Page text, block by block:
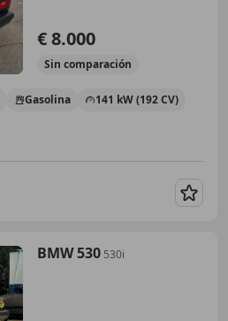
€ 8.000
Sin comparación
Gasolina 141 kW (192 CV)
BMW 530 530i